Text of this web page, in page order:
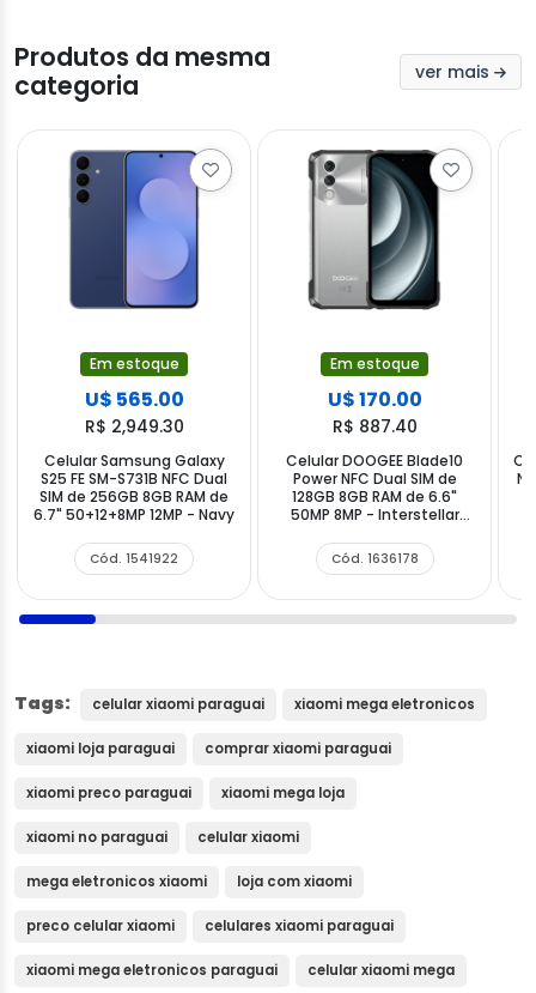
Produtos da mesma
categoria
ver mais
Em estoque
U$ 565.00
R$ 2,949.30
Celular Samsung Galaxy
S25 FE SM-S731B NFC Dual
SIM de 256GB 8GB RAM de
6.7" 50+12+8MP 12MP - Navy
Cód. 1541922
Em estoque
U$ 170.00
R$ 887.40
Celular DOOGEE Blade10
Power NFC Dual SIM de
128GB 8GB RAM de 6.6"
50MP 8MP - Interstellar
Cód. 1636178
Tags: celular xiaomi paraguai xiaomi mega eletronicos
xiaomi loja paraguai comprar xiaomi paraguai
xiaomi preco paraguai xiaomi mega loja
xiaomi no paraguai celular xiaomi
mega eletronicos xiaomi loja com xiaomi
preco celular xiaomi celulares xiaomi paraguai
xiaomi mega eletronicos paraguai celular xiaomi mega